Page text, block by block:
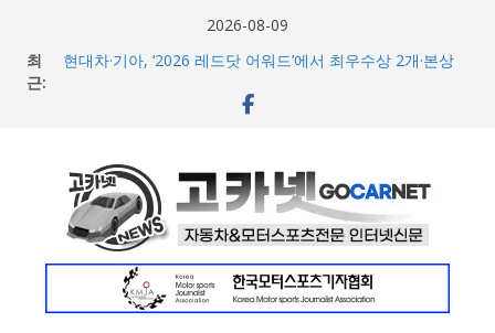
2026-08-09
최
근:
현대차·기아, ‘2026 레드닷 어워드’에서 최우수상 2개·본상
[신차] BMW, 8월 온라인 한정 에디션 3종 출시… 11일
이션 엔진’ 공개
벤틀리서울, 광주 신세계백화점에서 호남지역 최초 브랜드
팝업 오픈
BMW 레이디스 챔피언십 2026, 다양한 티켓 패키지 선보이
며 본격 대회 준비 돌입